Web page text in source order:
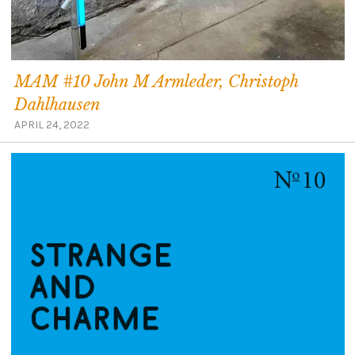
MAM #10 John M Armleder, Christoph
Dahlhausen
APRIL 24, 2022